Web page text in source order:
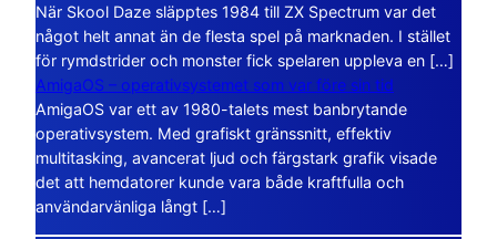
När Skool Daze släpptes 1984 till ZX Spectrum var det
något helt annat än de flesta spel på marknaden. I stället
för rymdstrider och monster fick spelaren uppleva en […]
AmigaOS – operativsystemet som var före sin tid
AmigaOS var ett av 1980-talets mest banbrytande
operativsystem. Med grafiskt gränssnitt, effektiv
multitasking, avancerat ljud och färgstark grafik visade
det att hemdatorer kunde vara både kraftfulla och
användarvänliga långt […]